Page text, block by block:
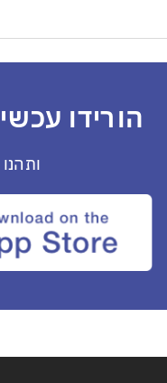
הורידו